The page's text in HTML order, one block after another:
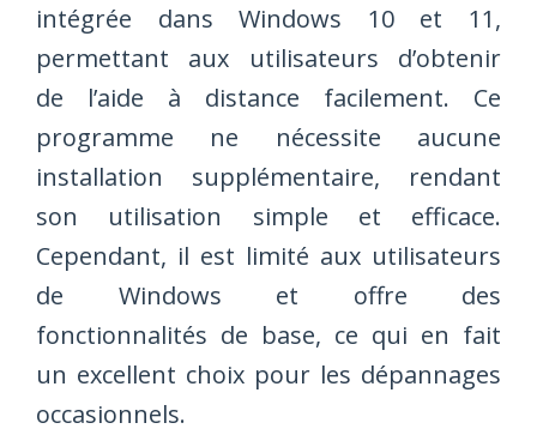
intégrée dans Windows 10 et 11,
permettant aux utilisateurs d’obtenir
de l’aide à distance facilement. Ce
programme ne nécessite aucune
installation supplémentaire, rendant
son utilisation simple et efficace.
Cependant, il est limité aux utilisateurs
de Windows et offre des
fonctionnalités de base, ce qui en fait
un excellent choix pour les dépannages
occasionnels.